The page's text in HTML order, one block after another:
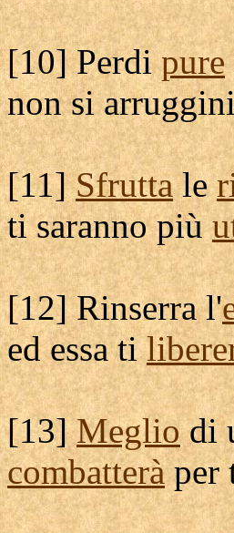
[10]Perdi pure
non si
[11]Sfruttale
ti saranno più
[12]Rinserral'
ed essa ti
[13]Megliodi
combatteràper